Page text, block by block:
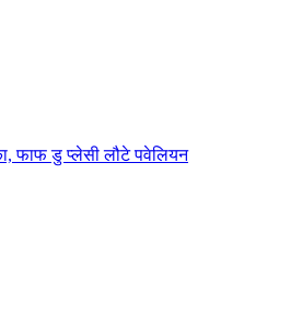
फाफ डु प्लेसी लौटे पवेलियन